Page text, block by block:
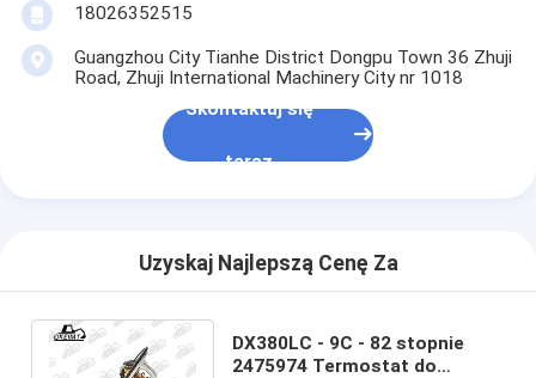
18026352515
Guangzhou City Tianhe District Dongpu Town 36 Zhuji
Road, Zhuji International Machinery City nr 1018
Skontaktuj się
teraz
Uzyskaj Najlepszą Cenę Za
DX380LC - 9C - 82 stopnie
2475974 Termostat do